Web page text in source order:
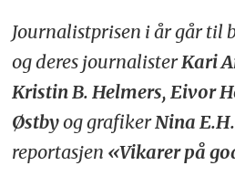
Journalistprisen i år går til
og deres journalisterKari
Kristin B. Helmers, Eivor
Østbyog grafikerNina
reportasjen «Vikarer på